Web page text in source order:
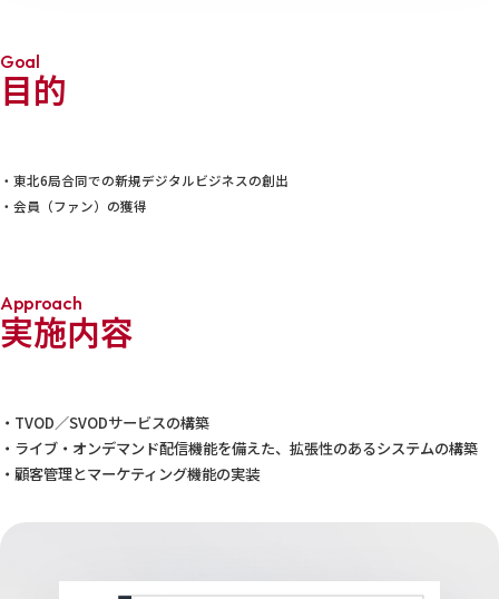
Goal
目的
・東北6局合同での新規デジタルビジネスの創出
・会員（ファン）の獲得
Approach
実施内容
・TVOD／SVODサービスの構築
・ライブ・オンデマンド配信機能を備えた、拡張性のあるシステムの構築
・顧客管理とマーケティング機能の実装